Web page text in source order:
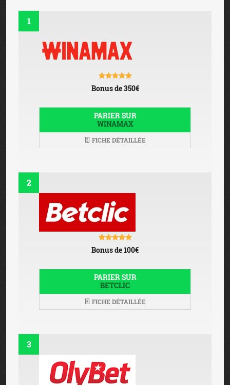
1
Bonus de 350€
PARIER SUR
WINAMAX
FICHE DÉTAILLÉE
2
Bonus de 100€
PARIER SUR
BETCLIC
FICHE DÉTAILLÉE
3